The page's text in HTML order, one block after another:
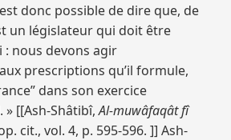
donc possible de dire que, de
un législateur qui doit être
: nous devons agir
prescriptions qu’il formule,
dans son exercice
[[Ash-Shâtibî,Al-muwâfaqât fî
cit., vol. 4, p. 595-596. ]] Ash-